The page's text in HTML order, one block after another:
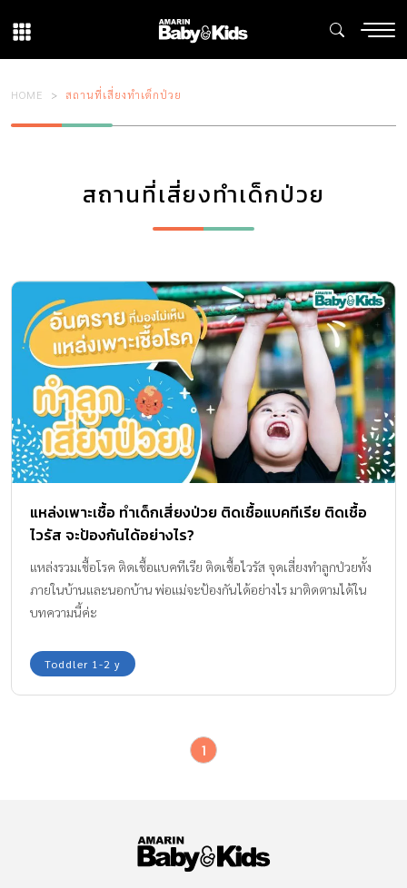
HOME สถานที่เสี่ยงทำเด็กป่วย
สถานที่เสี่ยงทำเด็กป่วย
แหล่งเพาะเชื้อ ทำเด็กเสี่ยงป่วย ติดเชื้อแบคทีเรีย ติดเชื้อ
ไวรัส จะป้องกันได้อย่างไร?
แหล่งรวมเชื้อโรค ติดเชื้อแบคทีเรีย ติดเชื้อไวรัส จุดเสี่ยงทำลูกป่วยทั้ง
ภายในบ้านและนอกบ้าน พ่อแม่จะป้องกันได้อย่างไร มาติดตามได้ใน
บทความนี้ค่ะ
Toddler 1-2 y
1